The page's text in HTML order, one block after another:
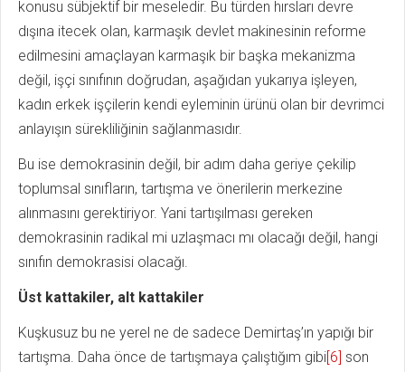
konusu sübjektif bir meseledir. Bu türden hırsları devre
dışına itecek olan, karmaşık devlet makinesinin reforme
edilmesini amaçlayan karmaşık bir başka mekanizma
değil, işçi sınıfının doğrudan, aşağıdan yukarıya işleyen,
kadın erkek işçilerin kendi eyleminin ürünü olan bir devrimci
anlayışın sürekliliğinin sağlanmasıdır.
Bu ise demokrasinin değil, bir adım daha geriye çekilip
toplumsal sınıfların, tartışma ve önerilerin merkezine
alınmasını gerektiriyor. Yani tartışılması gereken
demokrasinin radikal mi uzlaşmacı mı olacağı değil, hangi
sınıfın demokrasisi olacağı.
Üst kattakiler, alt kattakiler
Kuşkusuz bu ne yerel ne de sadece Demirtaş’ın yapığı bir
tartışma. Daha önce de tartışmaya çalıştığım gibi[6] son